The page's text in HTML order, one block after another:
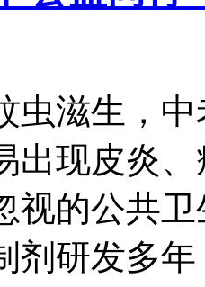
滋生，中
出现皮炎
视的公共
剂研发多年